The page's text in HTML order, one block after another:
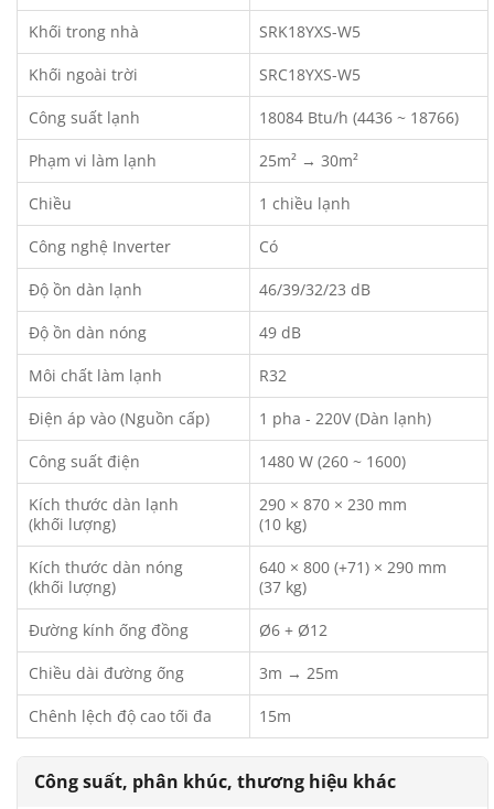
Khối trong nhà SRK18YXS-W5
Khối ngoài trời SRC18YXS-W5
Công suất lạnh 18084 Btu/h (4436 ~ 18766)
Phạm vi làm lạnh 25m² → 30m²
Chiều 1 chiều lạnh
Công nghệ Inverter Có
Độ ồn dàn lạnh 46/39/32/23 dB
Độ ồn dàn nóng 49 dB
Môi chất làm lạnh R32
Điện áp vào (Nguồn cấp) 1 pha - 220V (Dàn lạnh)
Công suất điện 1480 W (260 ~ 1600)
Kích thước dàn lạnh
(khối lượng)
290 × 870 × 230 mm
(10 kg)
Kích thước dàn nóng
(khối lượng)
640 × 800 (+71) × 290 mm
(37 kg)
Đường kính ống đồng Ø6 + Ø12
Chiều dài đường ống 3m → 25m
Chênh lệch độ cao tối đa 15m